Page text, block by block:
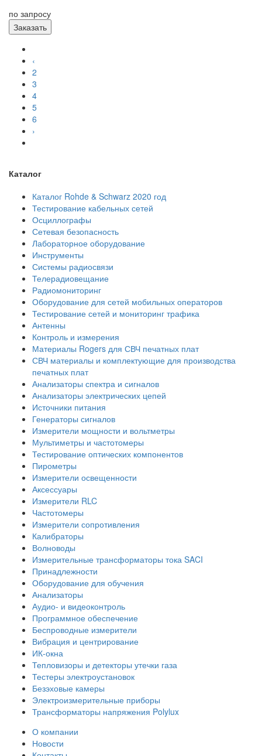
по запросу
Заказать
‹
2
3
4
5
6
›
Каталог
Каталог Rohde & Schwarz 2020 год
Тестирование кабельных сетей
Осциллографы
Сетевая безопасность
Лабораторное оборудование
Инструменты
Системы радиосвязи
Телерадиовещание
Радиомониторинг
Оборудование для сетей мобильных операторов
Тестирование сетей и мониторинг трафика
Антенны
Контроль и измерения
Материалы Rogers для СВЧ печатных плат
СВЧ материалы и комплектующие для производства
печатных плат
Анализаторы спектра и сигналов
Анализаторы электрических цепей
Источники питания
Генераторы сигналов
Измерители мощности и вольтметры
Мультиметры и частотомеры
Тестирование оптических компонентов
Пирометры
Измерители освещенности
Аксессуары
Измерители RLC
Частотомеры
Измерители сопротивления
Калибраторы
Волноводы
Измерительные трансформаторы тока SACI
Принадлежности
Оборудование для обучения
Анализаторы
Аудио- и видеоконтроль
Программное обеспечение
Беспроводные измерители
Вибрация и центрирование
ИК-окна
Тепловизоры и детекторы утечки газа
Тестеры электроустановок
Безэховые камеры
Электроизмерительные приборы
Трансформаторы напряжения Polylux
О компании
Новости